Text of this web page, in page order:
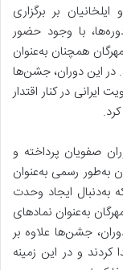
بر برگزاری
با وجود حضور
همچنان به‌عنوان
در این دوران، جشن‌ها
ایرانی در کنار اقتدار
صفویان پرداخته و
به‌طور رسمی به‌عنوان
ایجاد وحدت
به‌عنوان نمادهای
جشن‌ها علاوه بر
کردند و در این زمینه